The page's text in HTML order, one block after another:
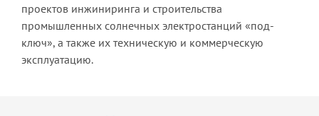
проектов инжиниринга и строительства
промышленных солнечных электростанций «под-
ключ», а также их техническую и коммерческую
эксплуатацию.